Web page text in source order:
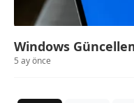
Windows
5 ay önce